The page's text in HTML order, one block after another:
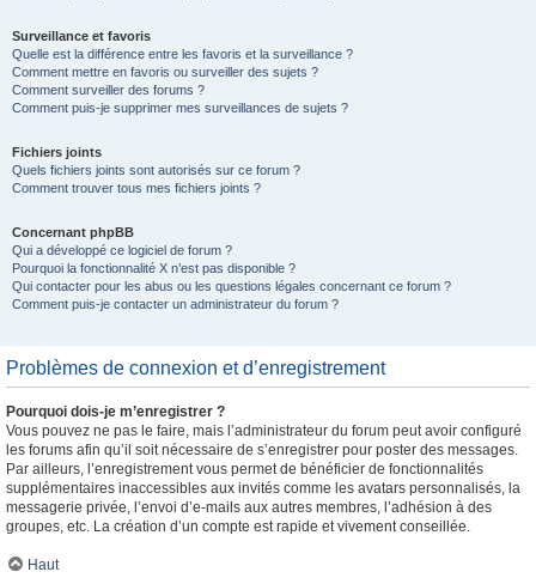
Surveillance et favoris
Quelle est la différence entre les favoris et la surveillance ?
Comment mettre en favoris ou surveiller des sujets ?
Comment surveiller des forums ?
Comment puis-je supprimer mes surveillances de sujets ?
Fichiers joints
Quels fichiers joints sont autorisés sur ce forum ?
Comment trouver tous mes fichiers joints ?
Concernant phpBB
Qui a développé ce logiciel de forum ?
Pourquoi la fonctionnalité X n’est pas disponible ?
Qui contacter pour les abus ou les questions légales concernant ce forum ?
Comment puis-je contacter un administrateur du forum ?
Problèmes de connexion et d’enregistrement
Pourquoi dois-je m’enregistrer ?
Vous pouvez ne pas le faire, mais l’administrateur du forum peut avoir configuré
les forums afin qu’il soit nécessaire de s’enregistrer pour poster des messages.
Par ailleurs, l’enregistrement vous permet de bénéficier de fonctionnalités
supplémentaires inaccessibles aux invités comme les avatars personnalisés, la
messagerie privée, l’envoi d’e-mails aux autres membres, l’adhésion à des
groupes, etc. La création d’un compte est rapide et vivement conseillée.
Haut